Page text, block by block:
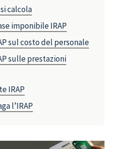
si calcola
imponibile IRAP
sul costo del personale
sulle prestazioni
IRAP
l’IRAP